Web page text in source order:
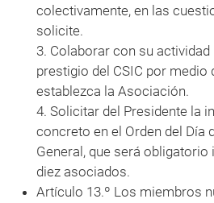
colectivamente, en las
solicite.
3. Colaborar con su
prestigio del CSIC por medio
establezca la Asociación.
4. Solicitar del Presidente la
concreto en el Orden del Día
General, que será
diez asociados.
Artículo 13.º Los miembros